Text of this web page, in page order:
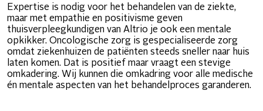
Expertise is nodig voor het behandelen van de ziekte,
maar met empathie en positivisme geven
thuisverpleegkundigen van Altrio je ook een mentale
opkikker. Oncologische zorg is gespecialiseerde zorg
omdat ziekenhuizen de patiënten steeds sneller naar huis
laten komen. Dat is positief maar vraagt een stevige
omkadering. Wij kunnen die omkadring voor alle medische
én mentale aspecten van het behandelproces garanderen.